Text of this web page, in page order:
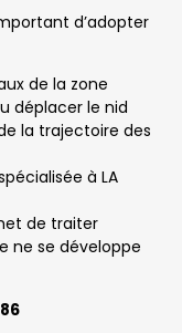
d’adopter
de la zone
déplacer le nid
la trajectoire des
à LA
de traiter
ne se développe